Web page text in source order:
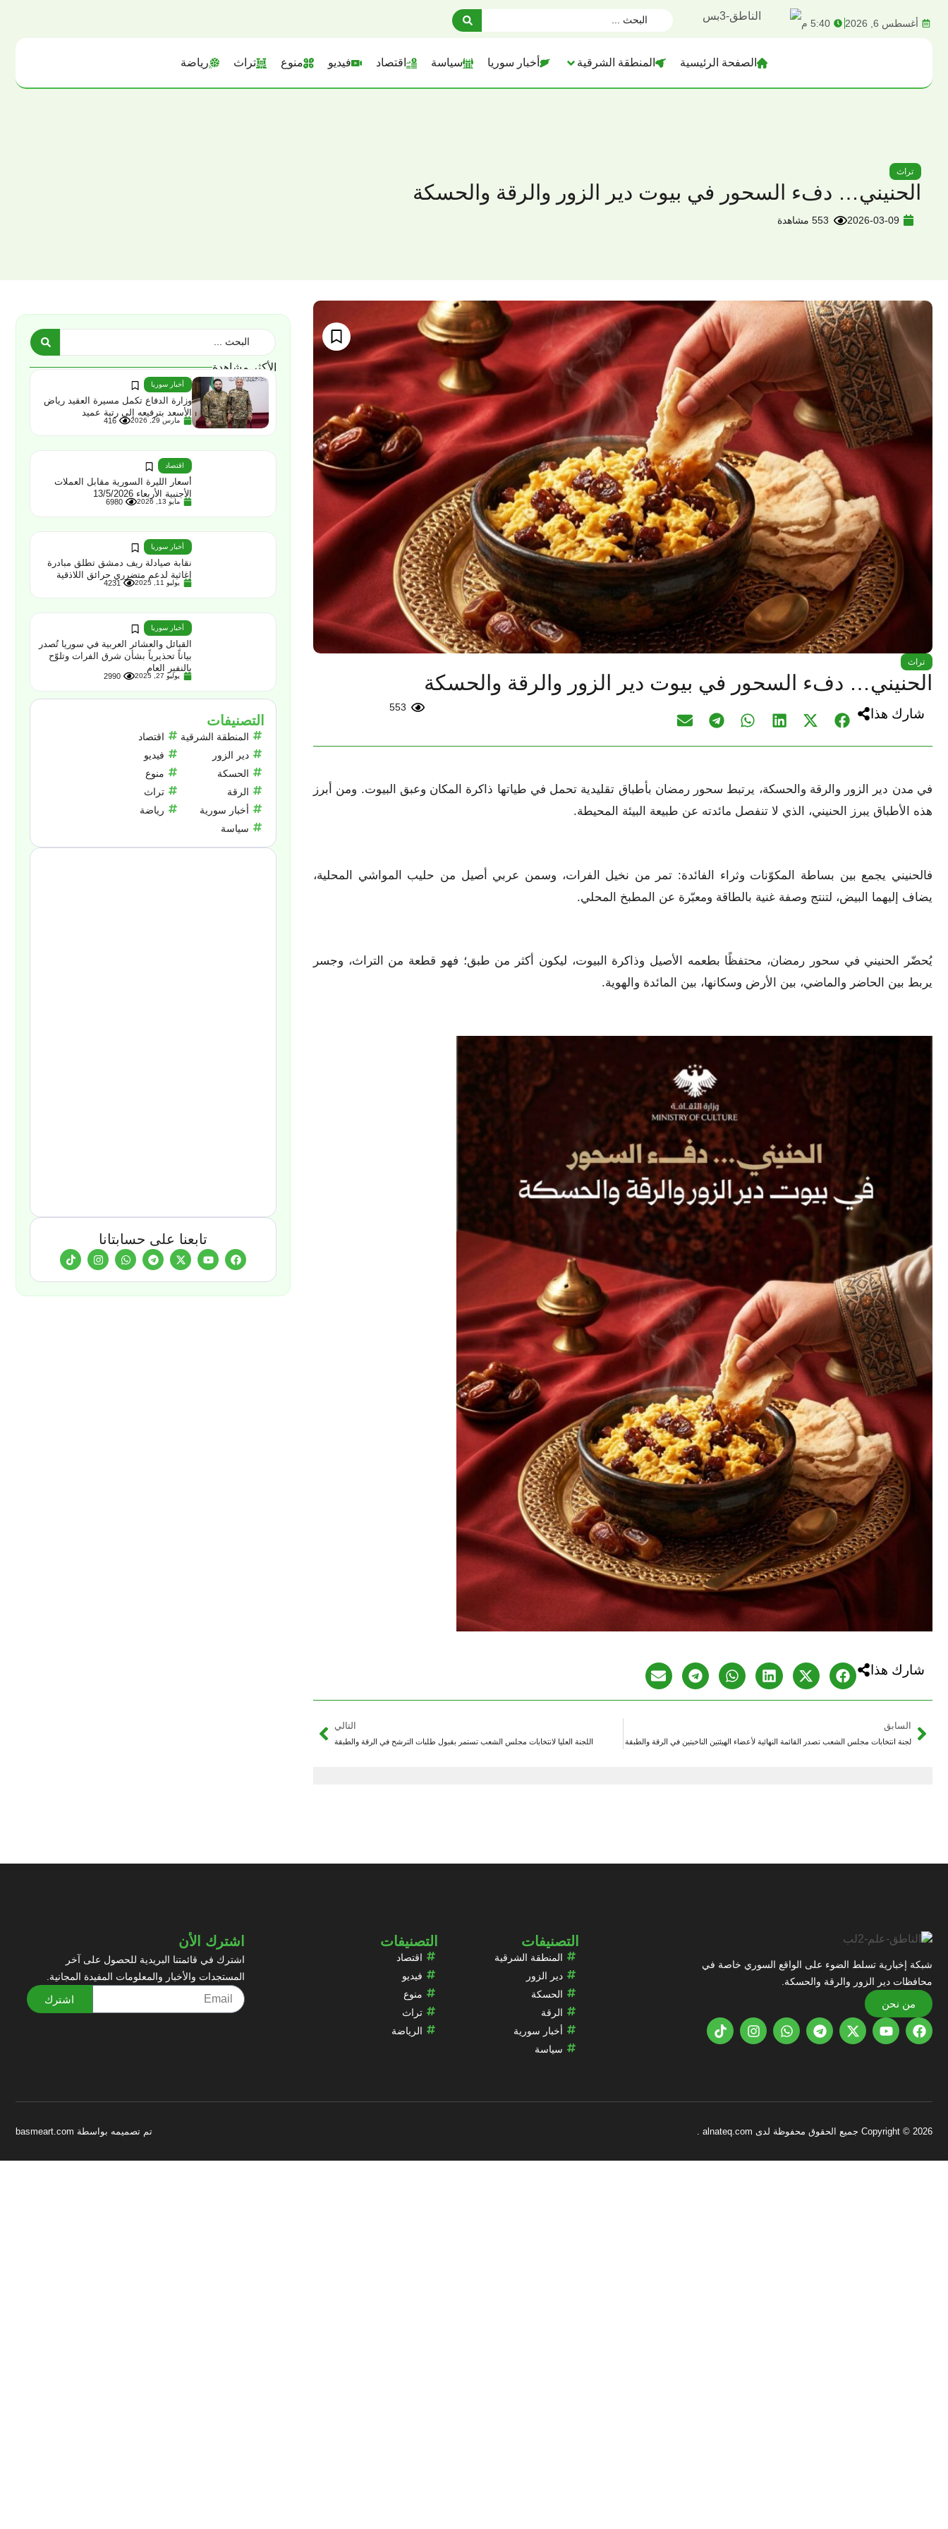
أغسطس 6, 2026 5:40 م
الصفحة الرئيسية المنطقة الشرقية أخبار سوريا سياسة اقتصاد فيديو منوع تراث رياضة
تراث
الحنيني… دفء السحور في بيوت دير الزور والرقة والحسكة
2026-03-09 553 مشاهدة
تراث
الحنيني… دفء السحور في بيوت دير الزور والرقة والحسكة
شارك هذا 553
في مدن دير الزور والرقة والحسكة، يرتبط سحور رمضان بأطباق تقليدية تحمل في طياتها ذاكرة المكان وعبق البيوت. ومن أبرز
هذه الأطباق يبرز الحنيني، الذي لا تنفصل مائدته عن طبيعة البيئة المحيطة.
فالحنيني يجمع بين بساطة المكوّنات وثراء الفائدة: تمر من نخيل الفرات، وسمن عربي أصيل من حليب المواشي المحلية،
يضاف إليهما البيض، لتنتج وصفة غنية بالطاقة ومعبّرة عن المطبخ المحلي.
يُحضّر الحنيني في سحور رمضان، محتفظًا بطعمه الأصيل وذاكرة البيوت، ليكون أكثر من طبق؛ فهو قطعة من التراث، وجسر
يربط بين الحاضر والماضي، بين الأرض وسكانها، بين المائدة والهوية.
شارك هذا
السابق
لجنة انتخابات مجلس الشعب تصدر القائمة النهائية لأعضاء الهيئتين الناخبتين في الرقة والطبقة
التالي
اللجنة العليا لانتخابات مجلس الشعب تستمر بقبول طلبات الترشح في الرقة والطبقة
الأكثر مشاهدة
أخبار سوريا
وزارة الدفاع تكمل مسيرة العقيد رياض
الأسعد بترفيعه إلى رتبة عميد
مارس 29, 2026 416
اقتصاد
أسعار الليرة السورية مقابل العملات
الأجنبية الأربعاء 13/5/2026
مايو 13, 2026 6980
أخبار سوريا
نقابة صيادلة ريف دمشق تطلق مبادرة
إغاثية لدعم متضرري حرائق اللاذقية
يوليو 11, 2025 4231
أخبار سوريا
القبائل والعشائر العربية في سوريا تُصدر
بياناً تحذيرياً بشأن شرق الفرات وتلوّح
بالنفير العام
يوليو 27, 2025 2990
التصنيفات
المنطقة الشرقية
دير الزور
الحسكة
الرقة
أخبار سورية
سياسة
اقتصاد
فيديو
منوع
تراث
رياضة
تابعنا على حسابتانا
شبكة إخبارية تسلط الضوء على الواقع السوري خاصة في
محافظات دير الزور والرقة والحسكة.
من نحن
التصنيفات
المنطقة الشرقية
دير الزور
الحسكة
الرقة
أخبار سورية
سياسة
التصنيفات
اقتصاد
فيديو
منوع
تراث
الرياضة
اشترك الأن
اشترك في قائمتنا البريدية للحصول على آخر
المستجدات والأخبار والمعلومات المفيدة المجانية.
اشترك
Copyright © 2026 جميع الحقوق محفوظة لدى alnateq.com . تم تصميمه بواسطة basmeart.com